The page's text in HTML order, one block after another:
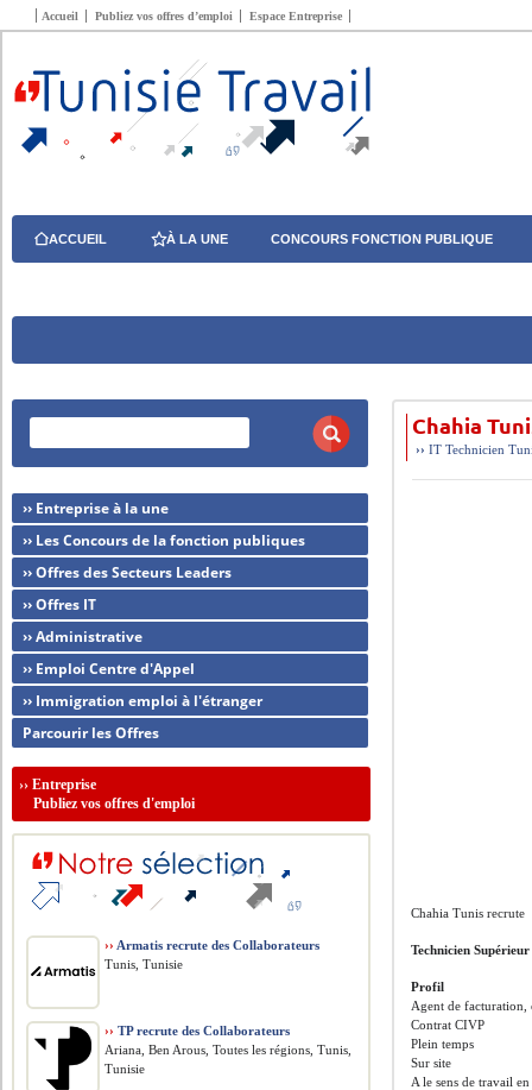
Accueil Publiez vos offres d’emploi Espace Entreprise
ACCUEIL À LA UNE CONCOURS FONCTION PUBLIQUE
Chahia
››IT Technicien
Chahia Tunis recrute
Technicien
Profil
Agent de facturation,
Contrat CIVP
Plein temps
Sur site
A le sens de travail
›› Entreprise à la une
›› Les Concours de la fonction publiques
›› Offres des Secteurs Leaders
›› Offres IT
›› Administrative
›› Emploi Centre d'Appel
›› Immigration emploi à l'étranger
Parcourir les Offres
››Entreprise
Publiez vos offres d'emploi
›› Armatis recrute des Collaborateurs
Tunis, Tunisie
›› TP recrute des Collaborateurs
Ariana, Ben Arous, Toutes les régions, Tunis,
Tunisie